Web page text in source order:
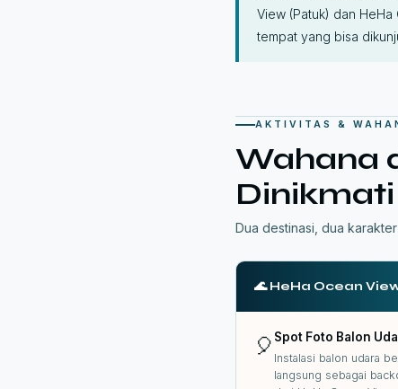
View (Patuk) dan
tempat yang bisa
AKTIVITAS &
Wahana
Dua destinasi, dua
🌊 HeHa Ocean
🎈 Spot Foto Balon
Instalasi balon udara
langsung sebagai